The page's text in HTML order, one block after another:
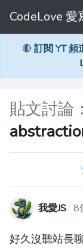
CodeLove 愛
🔴 訂閱 YT 頻
貼文討論：
我愛JS 8
好久沒聽站長